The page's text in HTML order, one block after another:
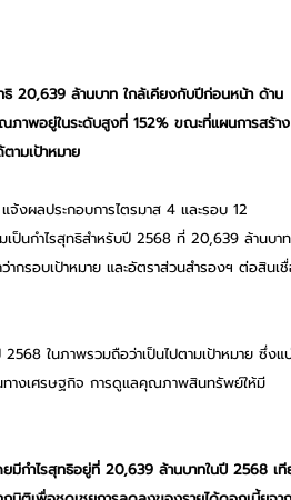
20,639 ล้านบาท ใกล้เคียงกับปีก่อนหน้า ด้าน
าพอยู่ในระดับสูงที่ 152% ขณะที่แผนการสร้าง
ามเป้าหมาย
จ้งผลประกอบการไตรมาส 4 และรอบ 12
ป็นกำไรสุทธิสำหรับปี 2568 ที่ 20,639 ล้านบา
รอบเป้าหมาย และอัตราส่วนสำรองฯ ต่อสินเ
2568 ในภาพรวมถือว่าเป็นไปตามเป้าหมาย ซึ่งแ
ทางเศรษฐกิจ การดูแลคุณภาพสินทรัพย์ให้มี
ยมีกำไรสุทธิอยู่ที่ 20,639 ล้านบาทในปี 2568 เ